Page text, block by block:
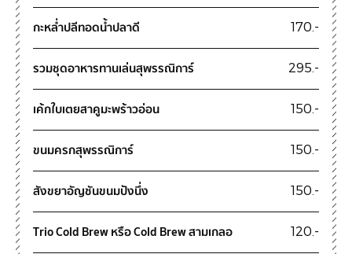
กะหล่ำปลีทอดน้ำปลาดี 170.-
รวมชุดอาหารทานเล่นสุพรรณิการ์ 295.-
เค้กใบเตยสาคูมะพร้าวอ่อน 150.-
ขนมครกสุพรรณิการ์ 150.-
สังขยาอัญชันขนมปังนึ่ง 150.-
Trio Cold Brew หรือ Cold Brew สามเกลอ 120.-